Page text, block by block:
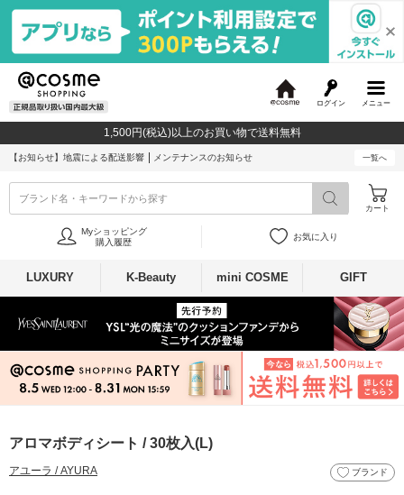
メニュー
ログイン
c
o
1,500円(税込)以上のお買い物で送料無料
【お知らせ】 地震による配送影響 メンテナンスのお知らせ 一覧へ
ブランド名・キーワードから探す
カート
Myショッピング
購入履歴
お気に入り
LUXURY K-Beauty mini COSME GIFT
アロマボディシート / 30枚入(L)
アユーラ / AYURA ブランド